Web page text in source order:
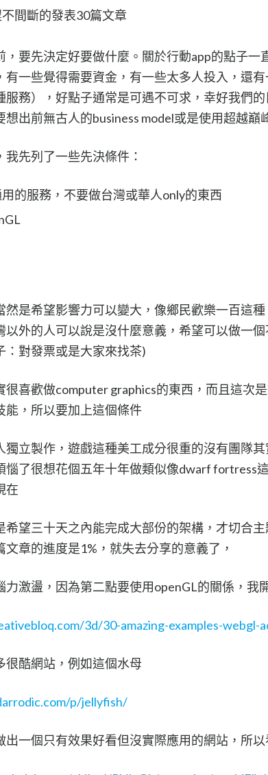
間斷的發表30篇文章
，要先決定好要做什麼。關於行動app的點子一
有一些覺得需要資金，有一些太多人投入，還
服務），好點子通常是可遇不可求，幸好我們
想出前無古人的business model或是使用超越巔
先列了一些先決條件：
的服務，不要做台灣或華人only的東西
然是希望影響力可以變大，像鄉民歡樂一百這
以外的人可以說是沒什麼意義，希望可以做一
：對發票或是大家來找茶)
很喜歡做computer graphics的東西，而且這次
能，所以要加上這個條件
獨立製作，遊戲這種美工成分很重的沒有團隊
惱了很想花個五年十年做類似像dwarf fortress
在
希望三十天之內能完成大部份的架構，才切合
文章的進度是1%，就失去分享的意義了，
力激盪，因為第二點要使用openGL的關係，我
3d/30-amazing-examples-webgl-
很酷網站，例如這個水母
p/jellyfish/
出一個只有效果好看但沒實際應用的網站，所以